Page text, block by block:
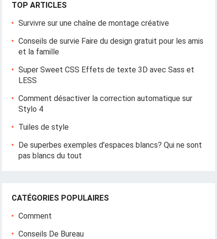
TOP ARTICLES
Survivre sur une chaîne de montage créative
Conseils de survie Faire du design gratuit pour les amis
et la famille
Super Sweet CSS Effets de texte 3D avec Sass et
LESS
Comment désactiver la correction automatique sur
Stylo 4
Tuiles de style
De superbes exemples d'espaces blancs? Qui ne sont
pas blancs du tout
CATÉGORIES POPULAIRES
Comment
Conseils De Bureau